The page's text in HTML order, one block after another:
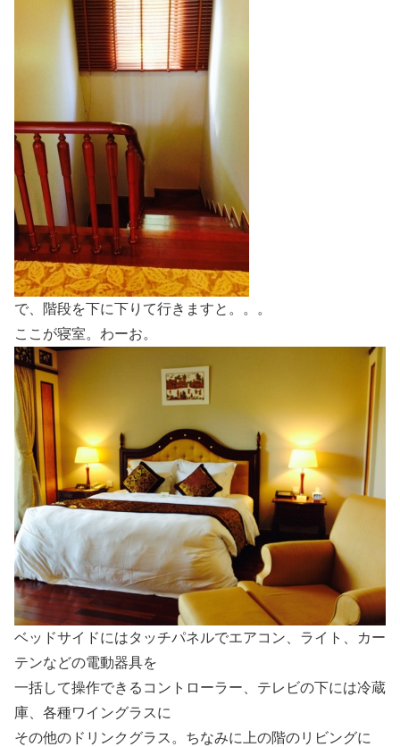
で、階段を下に下りて行きますと。。。
ここが寝室。わーお。
ベッドサイドにはタッチパネルでエアコン、ライト、カー
テンなどの電動器具を
一括して操作できるコントローラー、テレビの下には冷蔵
庫、各種ワイングラスに
その他のドリンクグラス。ちなみに上の階のリビングに